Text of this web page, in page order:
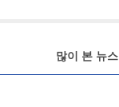
많이 본 뉴스